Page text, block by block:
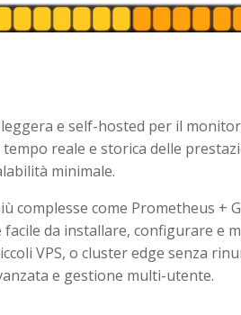
e self-hosted per il
reale e storica delle
minimale.
complesse come Prometheus +
da installare, configurare e
VPS, o cluster edge senza
e gestione multi-utente.